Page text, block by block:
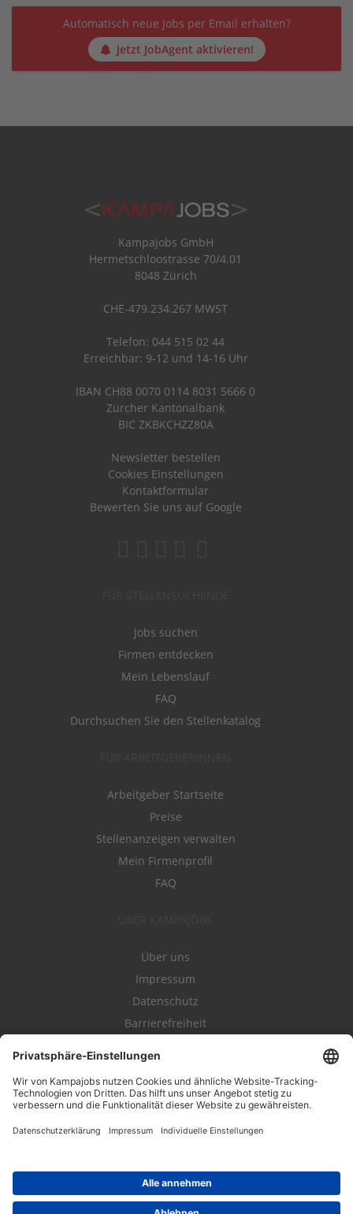
Automatisch neue Jobs per Email erhalten?
Jetzt JobAgent aktivieren!
Kampajobs GmbH
Hermetschloostrasse 70/4.01
8048 Zürich
CHE-479.234.267 MWST
Telefon: 044 515 02 44
Erreichbar: 9-12 und 14-16 Uhr
IBAN CH88 0070 0114 8031 5666 0
Zürcher Kantonalbank
BIC ZKBKCHZZ80A
Newsletter bestellen
Cookies Einstellungen
Kontaktformular
Bewerten Sie uns auf Google
Jobs suchen
Firmen entdecken
Mein Lebenslauf
FAQ
Durchsuchen Sie den Stellenkatalog
Arbeitgeber Startseite
Preise
Stellenanzeigen verwalten
Mein Firmenprofil
FAQ
Über uns
Impressum
Datenschutz
Barrierefreiheit
Kampahire
Kampagnenforum
LeadNow